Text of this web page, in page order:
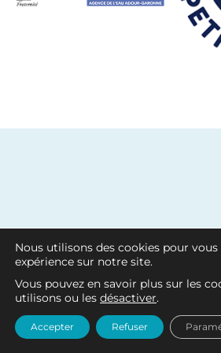
Nous utilisons des cookies pour
expérience sur notre site.
Vous pouvez en savoir plus sur les
utilisons ou les désactiver.
Accepter Refuser